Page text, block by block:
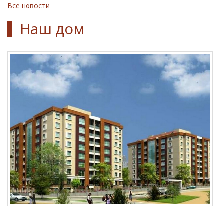
Все новости
Наш дом